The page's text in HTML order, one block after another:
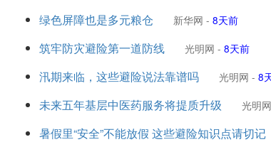
绿色屏障也是多元粮仓 新华网 - 8天前
筑牢防灾避险第一道防线 光明网 - 8天前
汛期来临，这些避险说法靠谱吗 光明网 - 8
未来五年基层中医药服务将提质升级 光明网
暑假里“安全”不能放假 这些避险知识点请切记